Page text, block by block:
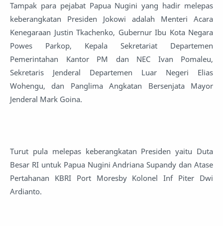
Tampak para pejabat Papua Nugini yang hadir melepas
keberangkatan Presiden Jokowi adalah Menteri Acara
Kenegaraan Justin Tkachenko, Gubernur Ibu Kota Negara
Powes Parkop, Kepala Sekretariat Departemen
Pemerintahan Kantor PM dan NEC Ivan Pomaleu,
Sekretaris Jenderal Departemen Luar Negeri Elias
Wohengu, dan Panglima Angkatan Bersenjata Mayor
Jenderal Mark Goina.
Turut pula melepas keberangkatan Presiden yaitu Duta
Besar RI untuk Papua Nugini Andriana Supandy dan Atase
Pertahanan KBRI Port Moresby Kolonel Inf Piter Dwi
Ardianto.